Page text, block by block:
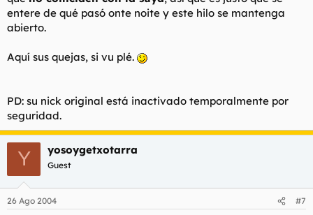
entere de qué pasó onte noite y este hilo se mantenga
abierto.
Aquí sus quejas, si vu plé.
PD: su nick original está inactivado temporalmente por
seguridad.
Y yosoygetxotarra
Guest
26 Ago 2004 #7